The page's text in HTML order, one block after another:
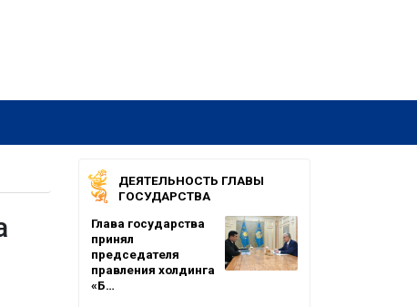
ДЕЯТЕЛЬНОСТЬ ГЛАВЫ
ГОСУДАРСТВА
Глава государства
принял
председателя
правления холдинга
«Б…